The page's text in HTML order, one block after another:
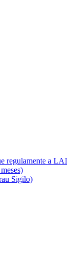
regulamente a LAI
Sigilo)